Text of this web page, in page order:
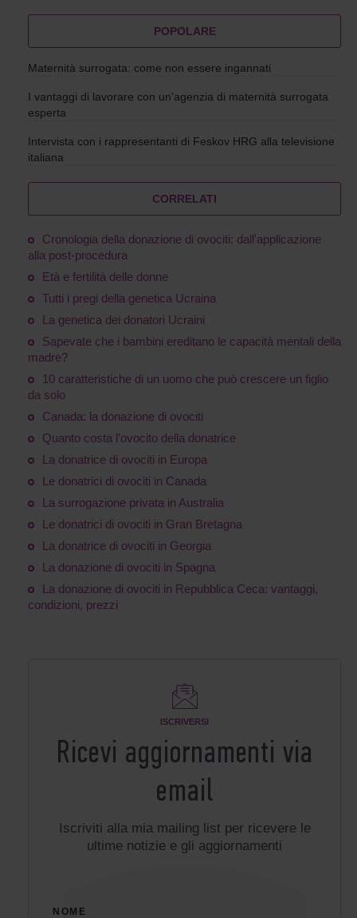
POPOLARE
Maternità surrogata: come non essere ingannati
I vantaggi di lavorare con un'agenzia di maternità surrogata
esperta
Intervista con i rappresentanti di Feskov HRG alla televisione
italiana
CORRELATI
Cronologia della donazione di ovociti: dall'applicazione
alla post-procedura
Età e fertilità delle donne
Tutti i pregi della genetica Ucraina
La genetica dei donatori Ucraini
Sapevate che i bambini ereditano le capacità mentali della
madre?
10 caratteristiche di un uomo che può crescere un figlio
da solo
Canada: la donazione di ovociti
Quanto costa l’ovocito della donatrice
La donatrice di ovociti in Europa
Le donatrici di ovociti in Canada
La surrogazione privata in Australia
Le donatrici di ovociti in Gran Bretagna
La donatrice di ovociti in Georgia
La donazione di ovociti in Spagna
La donazione di ovociti in Repubblica Ceca: vantaggi,
condizioni, prezzi
ISCRIVERSI
Ricevi aggiornamenti via
email
Iscriviti alla mia mailing list per ricevere le
ultime notizie e gli aggiornamenti
NOME